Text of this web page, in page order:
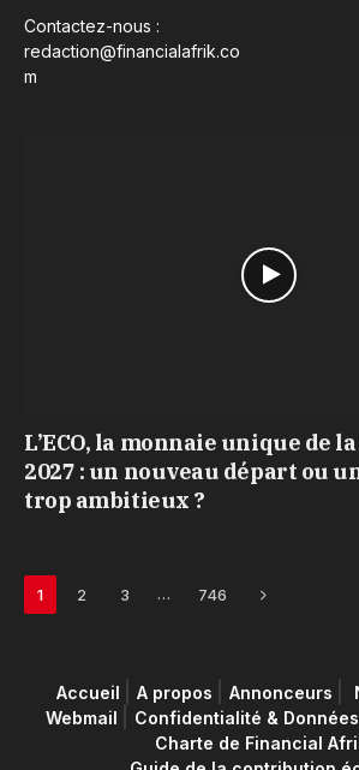
Contactez-nous :
redaction@financialafrik.co
m
L’ECO, la monnaie unique de la
2027 : un nouveau départ ou
trop ambitieux ?
1 2 3 … 746 Next
Accueil A propos Annonceurs
Webmail
Confidentialité &
Charte de Financial